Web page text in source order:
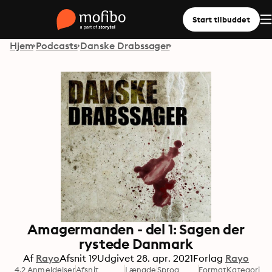
Start tilbuddet
Hjem Podcasts Danske Drabssager
Amagermanden - del 1: Sagen der
rystede Danmark
Af RayoAfsnit 19Udgivet 28. apr. 2021Forlag Rayo
4.2 AnmeldelserAfsnit LængdeSprog FormatKategori